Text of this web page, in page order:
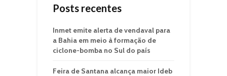
Posts recentes
Inmet emite alerta de vendaval para
a Bahia em meio à formação de
ciclone-bomba no Sul do país
Feira de Santana alcança maior Ideb